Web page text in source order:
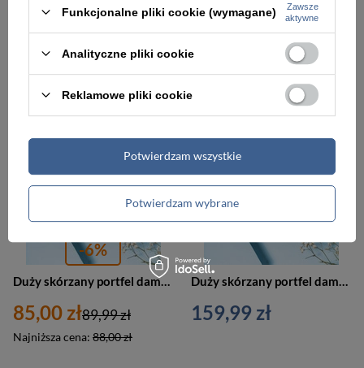
159,99 zł 159,99 zł
-6%
Duży skórzany portfel damski kolorowy w patchworkowy wzór - Rovicky R-6303-PAT
85,00 zł
Najniższa cena: 88,00 zł
89,99 zł
Duży skórzany portfel damski bordowy na zamek z breloczkiem w zestawie - Lorenti 76121-MPL
159,99 zł
Funkcjonalne pliki cookie (wymagane)
Zawsze
aktywne
Analityczne pliki cookie
Reklamowe pliki cookie
Potwierdzam wybrane
Potwierdzam wszystkie